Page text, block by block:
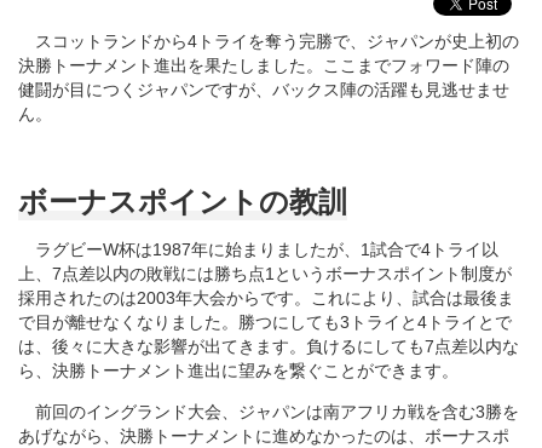
スコットランドから4トライを奪う完勝で、ジャパンが史上初の
決勝トーナメント進出を果たしました。ここまでフォワード陣の
健闘が目につくジャパンですが、バックス陣の活躍も見逃せませ
ん。
ボーナスポイントの教訓
ラグビーW杯は1987年に始まりましたが、1試合で4トライ以
上、7点差以内の敗戦には勝ち点1というボーナスポイント制度が
採用されたのは2003年大会からです。これにより、試合は最後ま
で目が離せなくなりました。勝つにしても3トライと4トライとで
は、後々に大きな影響が出てきます。負けるにしても7点差以内な
ら、決勝トーナメント進出に望みを繋ぐことができます。
前回のイングランド大会、ジャパンは南アフリカ戦を含む3勝を
あげながら、決勝トーナメントに進めなかったのは、ボーナスポ